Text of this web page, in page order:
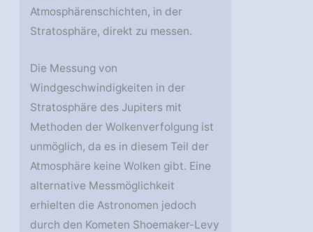
Atmosphärenschichten, in der
Stratosphäre, direkt zu messen.
Die Messung von
Windgeschwindigkeiten in der
Stratosphäre des Jupiters mit
Methoden der Wolkenverfolgung ist
unmöglich, da es in diesem Teil der
Atmosphäre keine Wolken gibt. Eine
alternative Messmöglichkeit
erhielten die Astronomen jedoch
durch den Kometen Shoemaker-Levy